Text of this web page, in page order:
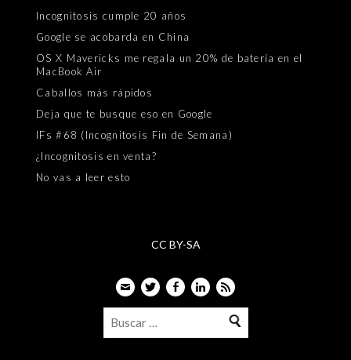
Incognitosis cumple 20 años
Google se acobarda en China
OS X Mavericks me regala un 20% de batería en el
MacBook Air
Caballos más rápidos
Deja que te busque eso en Google
IFs #68 (Incognitosis Fin de Semana)
¿Incognitosis en venta?
No vas a leer esto
CC BY-SA
EmailTwitterFacebook
LinkedIn
Feed